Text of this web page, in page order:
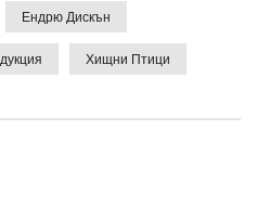
Ендрю Дискън
Хищни Птици